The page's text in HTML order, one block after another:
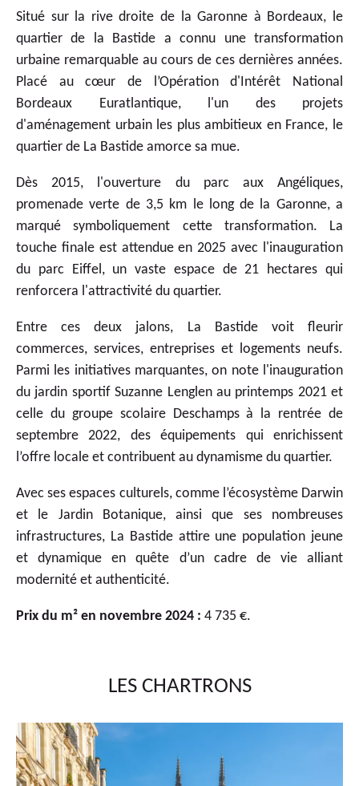
Situé sur la rive droite de la Garonne à Bordeaux, le
quartier de la Bastide a connu une transformation
urbaine remarquable au cours de ces dernières années.
Placé au cœur de l’Opération d'Intérêt National
Bordeaux Euratlantique, l'un des projets
d'aménagement urbain les plus ambitieux en France, le
quartier de La Bastide amorce sa mue.
Dès 2015, l'ouverture du parc aux Angéliques,
promenade verte de 3,5 km le long de la Garonne, a
marqué symboliquement cette transformation. La
touche finale est attendue en 2025 avec l'inauguration
du parc Eiffel, un vaste espace de 21 hectares qui
renforcera l'attractivité du quartier.
Entre ces deux jalons, La Bastide voit fleurir
commerces, services, entreprises et logements neufs.
Parmi les initiatives marquantes, on note l'inauguration
du jardin sportif Suzanne Lenglen au printemps 2021 et
celle du groupe scolaire Deschamps à la rentrée de
septembre 2022, des équipements qui enrichissent
l’offre locale et contribuent au dynamisme du quartier.
Avec ses espaces culturels, comme l’écosystème Darwin
et le Jardin Botanique, ainsi que ses nombreuses
infrastructures, La Bastide attire une population jeune
et dynamique en quête d’un cadre de vie alliant
modernité et authenticité.
Prix du m² en novembre 2024 : 4 735 €.
LES CHARTRONS